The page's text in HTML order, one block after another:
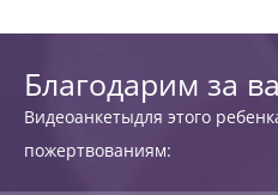
Благодарим за
Видеоанкетыдля этого
пожертвованиям: